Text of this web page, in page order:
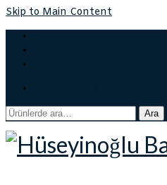
Skip to Main Content
Ara:
Ara